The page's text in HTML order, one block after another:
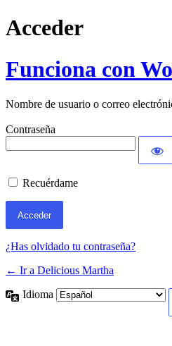
Acceder
Funciona con
Nombre de usuario o correo
Contraseña
Recuérdame
¿Has olvidado tu contraseña?
← Ir a Delicious Martha
Idioma